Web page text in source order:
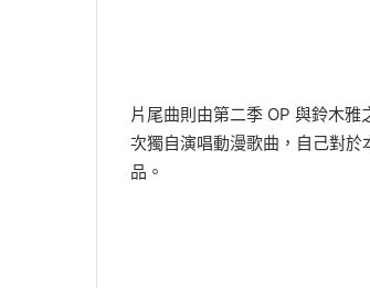
片尾曲則由第二季 OP 與鈴木雅
次獨自演唱動漫歌曲，自己對
品。